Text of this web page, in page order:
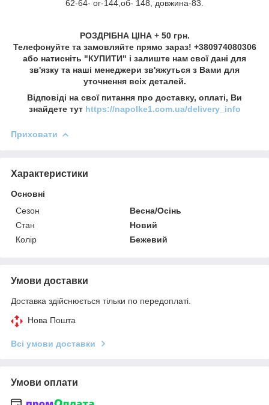
62-64- ог-144,об- 148, довжина-83.
РОЗДРІБНА ЦІНА + 50 грн.
Телефонуйте та замовляйте прямо зараз! +380974080306
або натисніть "КУПИТИ" і залиште нам свої дані для
зв'язку та наші менеджери зв'яжуться з Вами для
уточнення всіх деталей.
Відповіді на свої питання про доставку, оплаті, Ви
знайдете тут https://napolke1.com.ua/delivery_info
Приховати
Характеристики
Основні
Сезон
Весна/Осінь
Стан
Новий
Колір
Бежевий
Умови доставки
Доставка здійснюється тільки по передоплаті.
Нова Пошта
Всі умови доставки
Умови оплати